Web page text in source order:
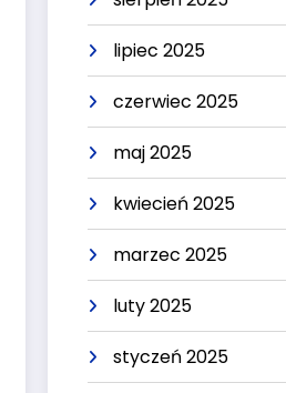
lipiec 2025
czerwiec 2025
maj 2025
kwiecień 2025
marzec 2025
luty 2025
styczeń 2025